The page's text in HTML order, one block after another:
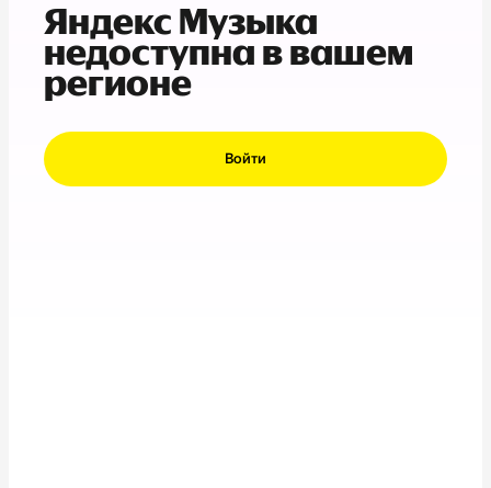
Яндекс Музыка
недоступна в вашем
регионе
Войти